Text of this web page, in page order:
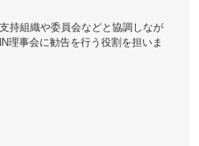
持組織や委員会などと協調しなが
理事会に勧告を行う役割を担いま